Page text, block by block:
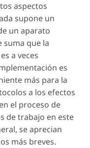
aspectos
supone un
un aparato
suma que la
a veces
es
más para la
a los efectos
el proceso de
de trabajo en este
se aprecian
más breves.